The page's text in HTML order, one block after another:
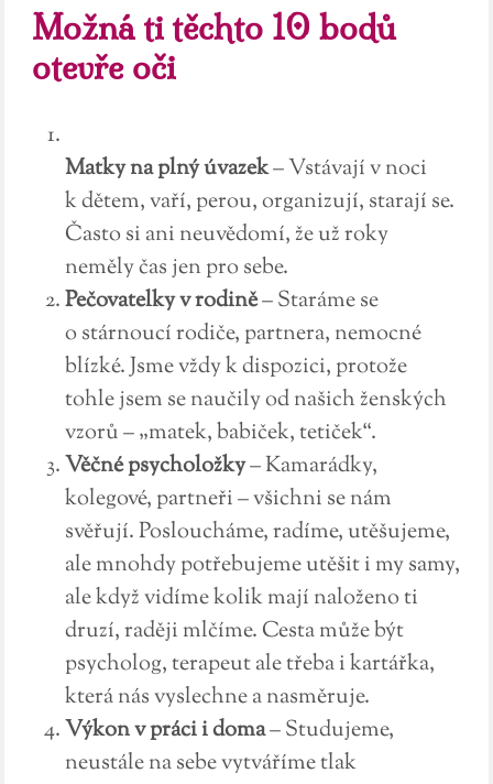
Možná ti těchto 10 bodů
otevře oči
Matky na plný úvazek– Vstávají v noci
k dětem, vaří, perou, organizují, starají se.
Často si ani neuvědomí, že už roky
neměly čas jen pro sebe.
Pečovatelky v rodině– Staráme se
o stárnoucí rodiče, partnera, nemocné
blízké. Jsme vždy k dispozici, protože
tohle jsem se naučily od našich ženských
vzorů – „matek, babiček, tetiček“.
Věčné psycholožky– Kamarádky,
kolegové, partneři – všichni se nám
svěřují. Posloucháme, radíme, utěšujeme,
ale mnohdy potřebujeme utěšit i my samy,
ale když vidíme kolik mají naloženo ti
druzí, raději mlčíme. Cesta může být
psycholog, terapeut ale třeba i kartářka,
která nás vyslechne a nasměruje.
Výkon v práci i doma– Studujeme,
neustále na sebe vytváříme tlak